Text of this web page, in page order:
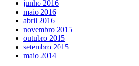
junho 2016
maio 2016
abril 2016
novembro 2015
outubro 2015
setembro 2015
maio 2014